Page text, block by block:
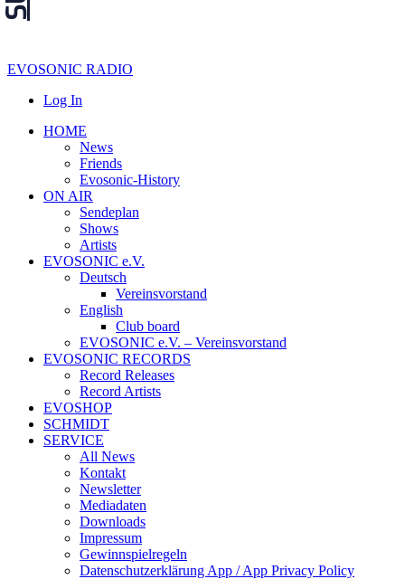
EVOSONIC RADIO
Log In
HOME
News
Friends
Evosonic-History
ON AIR
Sendeplan
Shows
Artists
EVOSONIC e.V.
Deutsch
Vereinsvorstand
English
Club board
EVOSONIC e.V. ‒ Vereinsvorstand
EVOSONIC RECORDS
Record Releases
Record Artists
EVOSHOP
SCHMIDT
SERVICE
All News
Kontakt
Newsletter
Mediadaten
Downloads
Impressum
Gewinnspielregeln
Datenschutzerklärung App / App Privacy Policy